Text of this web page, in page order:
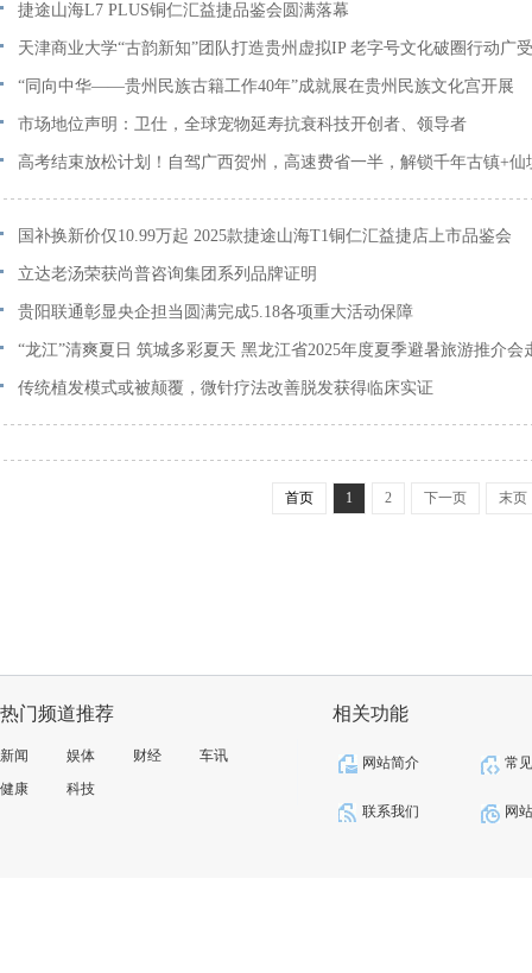
捷途山海L7 PLUS铜仁汇益捷品鉴会圆满落幕
天津商业大学“古韵新知”团队打造贵州虚拟IP 老字号文化破圈行动广
“同向中华——贵州民族古籍工作40年”成就展在贵州民族文化宫开展
市场地位声明：卫仕，全球宠物延寿抗衰科技开创者、领导者
高考结束放松计划！自驾广西贺州，高速费省一半，解锁千年古镇+仙
&#8203;
国补换新价仅10.99万起 2025款捷途山海T1铜仁汇益捷店上市品鉴会
立达老汤荣获尚普咨询集团系列品牌证明
贵阳联通彰显央企担当圆满完成5.18各项重大活动保障
“龙江”清爽夏日 筑城多彩夏天 黑龙江省2025年度夏季避暑旅游推介会
传统植发模式或被颠覆，微针疗法改善脱发获得临床实证
首页 1 2 下一页 末页
热门频道推荐
新闻 娱体 财经
车讯
健康
科技
相关功能
网站简介 常
联系我们 网